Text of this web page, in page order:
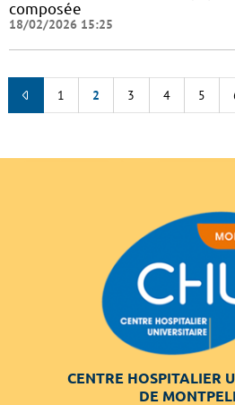
composée
18/02/2026 15:25
1 2 3 4 5
CENTRE HOSPITALIER
DE